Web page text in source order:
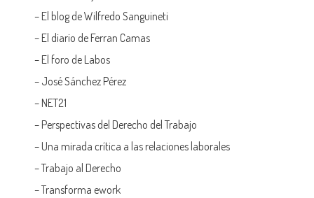
– El blog de Wilfredo Sanguineti
– El diario de Ferran Camas
– El foro de Labos
– José Sánchez Pérez
– NET21
– Perspectivas del Derecho del Trabajo
– Una mirada crítica a las relaciones laborales
–Trabajo al Derecho
–Transforma ework